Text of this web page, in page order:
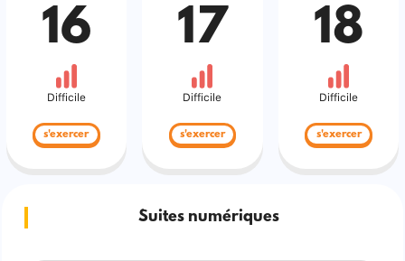
16
Difficile
s'exercer
17
Difficile
s'exercer
18
Difficile
s'exercer
Suites numériques